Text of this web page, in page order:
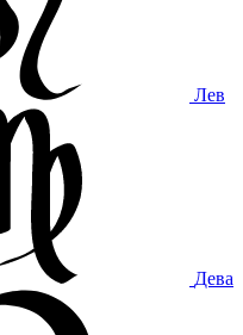
Лев
Дева